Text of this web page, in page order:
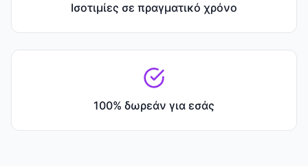
Ισοτιμίες σε πραγματικό χρόνο
100% δωρεάν για εσάς